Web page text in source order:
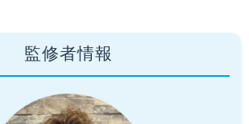
監修者情報